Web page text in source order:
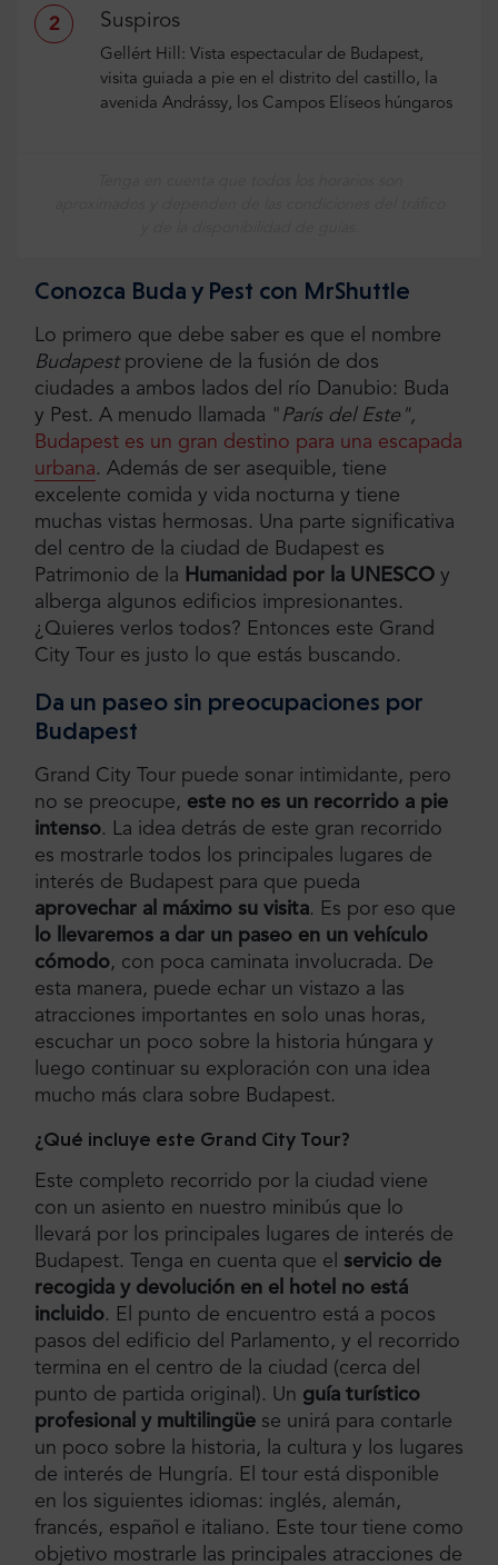
2 Suspiros
Gellért Hill: Vista espectacular de Budapest,
visita guiada a pie en el distrito del castillo, la
avenida Andrássy, los Campos Elíseos húngaros
Conozca Buda y Pest con MrShuttle
Lo primero que debe saber es que el nombre
Budapestproviene de la fusión de dos
ciudades a ambos lados del río Danubio: Buda
y Pest. A menudo llamada " París del Este",
Budapest es un gran destino para una escapada
urbana. Además de ser asequible, tiene
excelente comida y vida nocturna y tiene
muchas vistas hermosas. Una parte significativa
del centro de la ciudad de Budapest es
Patrimonio de la Humanidad por la UNESCO y
alberga algunos edificios impresionantes.
¿Quieres verlos todos? Entonces este Grand
City Tour es justo lo que estás buscando.
Da un paseo sin preocupaciones por
Budapest
Grand City Tour puede sonar intimidante, pero
no se preocupe, este no es un recorrido a pie
intenso. La idea detrás de este gran recorrido
es mostrarle todos los principales lugares de
interés de Budapest para que pueda
aprovechar al máximo su visita. Es por eso que
lo llevaremos a dar un paseo en un vehículo
cómodo, con poca caminata involucrada. De
esta manera, puede echar un vistazo a las
atracciones importantes en solo unas horas,
escuchar un poco sobre la historia húngara y
luego continuar su exploración con una idea
mucho más clara sobre Budapest.
¿Qué incluye este Grand City Tour?
Este completo recorrido por la ciudad viene
con un asiento en nuestro minibús que lo
llevará por los principales lugares de interés de
Budapest. Tenga en cuenta que el servicio de
recogida y devolución en el hotel no está
incluido. El punto de encuentro está a pocos
pasos del edificio del Parlamento, y el recorrido
termina en el centro de la ciudad (cerca del
punto de partida original). Un guía turístico
profesional y multilingüe se unirá para contarle
un poco sobre la historia, la cultura y los lugares
de interés de Hungría. El tour está disponible
en los siguientes idiomas: inglés, alemán,
francés, español e italiano. Este tour tiene como
objetivo mostrarle las principales atracciones de